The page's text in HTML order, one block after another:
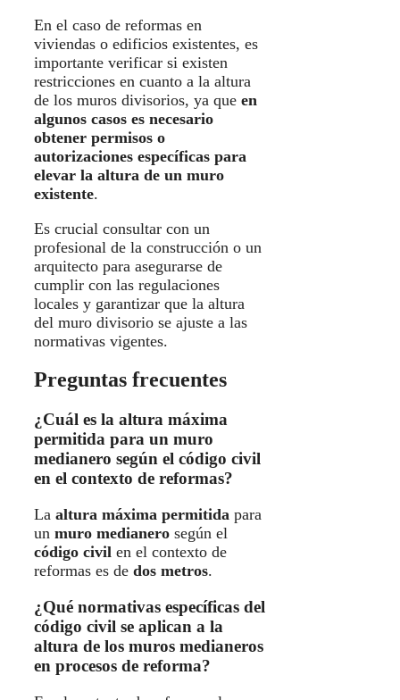
En el caso de reformas en
viviendas o edificios existentes, es
importante verificar si existen
restricciones en cuanto a la altura
de los muros divisorios, ya que en
algunos casos es necesario
obtener permisos o
autorizaciones específicas para
elevar la altura de un muro
existente.
Es crucial consultar con un
profesional de la construcción o un
arquitecto para asegurarse de
cumplir con las regulaciones
locales y garantizar que la altura
del muro divisorio se ajuste a las
normativas vigentes.
Preguntas frecuentes
¿Cuál es la altura máxima
permitida para un muro
medianero según el código civil
en el contexto de reformas?
La altura máxima permitida para
un muro medianero según el
código civil en el contexto de
reformas es de dos metros.
¿Qué normativas específicas del
código civil se aplican a la
altura de los muros medianeros
en procesos de reforma?